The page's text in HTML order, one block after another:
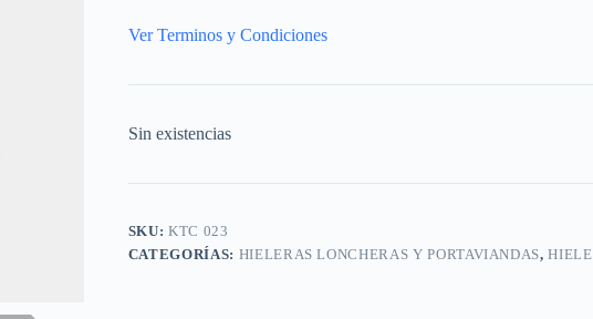
Ver Terminos y Condiciones
Sin existencias
SKU:KTC 023
CATEGORÍAS: HIELERAS LONCHERAS Y PORTAVIANDAS,